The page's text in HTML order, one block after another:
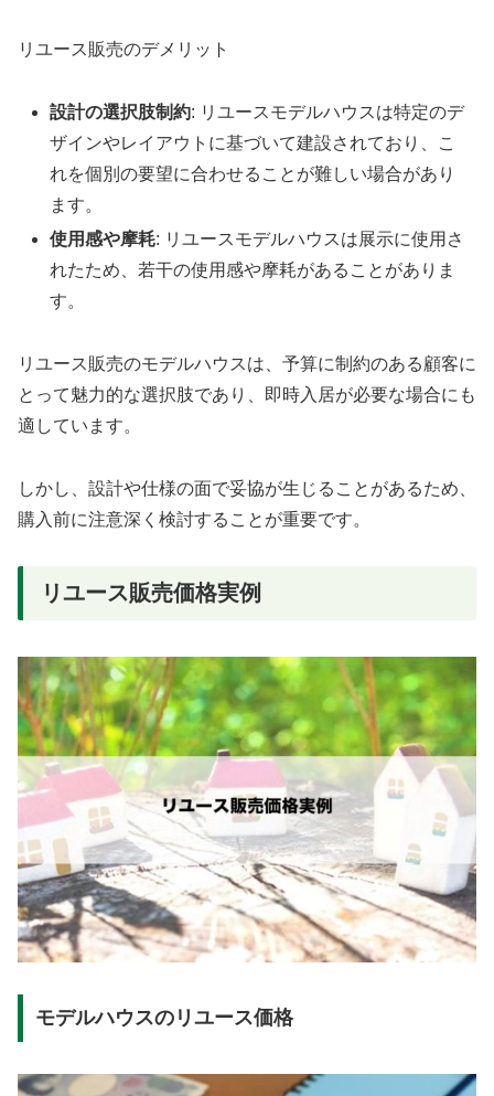
リユース販売のデメリット
設計の選択肢制約: リユースモデルハウスは特定のデ
ザインやレイアウトに基づいて建設されており、こ
れを個別の要望に合わせることが難しい場合があり
ます。
使用感や摩耗: リユースモデルハウスは展示に使用さ
れたため、若干の使用感や摩耗があることがありま
す。
リユース販売のモデルハウスは、予算に制約のある顧客に
とって魅力的な選択肢であり、即時入居が必要な場合にも
適しています。
しかし、設計や仕様の面で妥協が生じることがあるため、
購入前に注意深く検討することが重要です。
リユース販売価格実例
モデルハウスのリユース価格